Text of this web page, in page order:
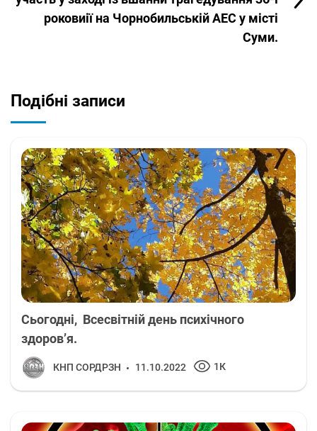
роковиії на Чорнобильській АЕС у місті
Суми.
Подібні записи
Cьогодні, Всесвітній день психічного
здоров’я.
КНП СОРДРЗН 11.10.2022 1К